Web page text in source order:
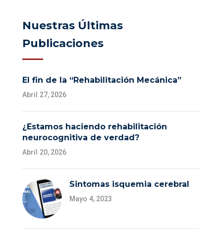
Nuestras Últimas
Publicaciones
El fin de la “Rehabilitación Mecánica”
Abril 27, 2026
¿Estamos haciendo rehabilitación
neurocognitiva de verdad?
Abril 20, 2026
Sintomas isquemia cerebral
Mayo 4, 2023